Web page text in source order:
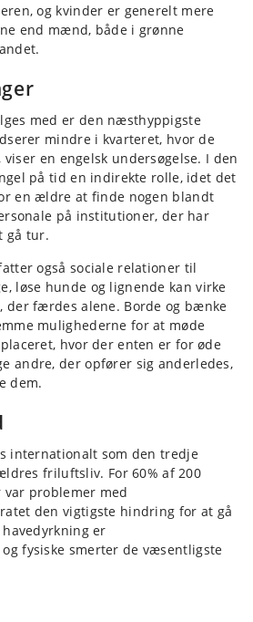
og kvinder er generelt mere
end mænd, både i grønne
med er den næsthyppigste
mindre i kvarteret, hvor de
en engelsk undersøgelse. I den
på tid en indirekte rolle, idet det
en ældre at finde nogen blandt
på institutioner, der har
gå tur.
også sociale relationer til
løse hunde og lignende kan virke
færdes alene. Borde og bænke
mulighederne for at møde
hvor der enten er for øde
andre, der opfører sig anderledes,
dem.
internationalt som den tredje
friluftsliv. For 60% af 200
problemer med
den vigtigste hindring for at gå
er
fysiske smerter de væsentligste